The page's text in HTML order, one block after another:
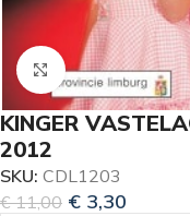
Klik om te
KINGER
2012
SKU: CDL1203
€11,00 € 3,30